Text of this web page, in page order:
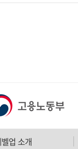
업 소개